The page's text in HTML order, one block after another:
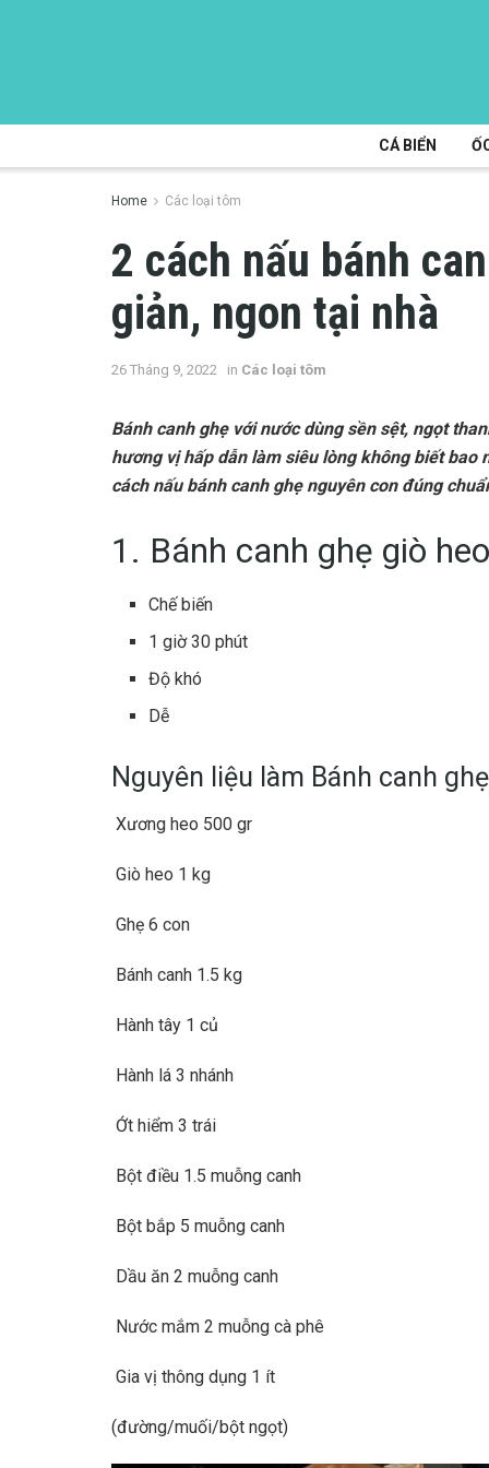
CÁ BIỂN
Home Các loại tôm
2 cách nấu bánh
giản, ngon tại nhà
26 Tháng 9, 2022 in Các loại tôm
Bánh canh ghẹ với nước dùng sền sệt, ngọt
hương vị hấp dẫn làm siêu lòng không biết bao
cách nấu bánh canh ghẹ nguyên con đúng
1. Bánh canh ghẹ giò heo
Chế biến
1 giờ 30 phút
Độ khó
Dễ
Nguyên liệu làm Bánh canh
Xương heo 500 gr
Giò heo 1 kg
Ghẹ 6 con
Bánh canh 1.5 kg
Hành tây 1 củ
Hành lá 3 nhánh
Ớt hiểm 3 trái
Bột điều 1.5 muỗng canh
Bột bắp 5 muỗng canh
Dầu ăn 2 muỗng canh
Nước mắm 2 muỗng cà phê
Gia vị thông dụng 1 ít
(đường/muối/bột ngọt)